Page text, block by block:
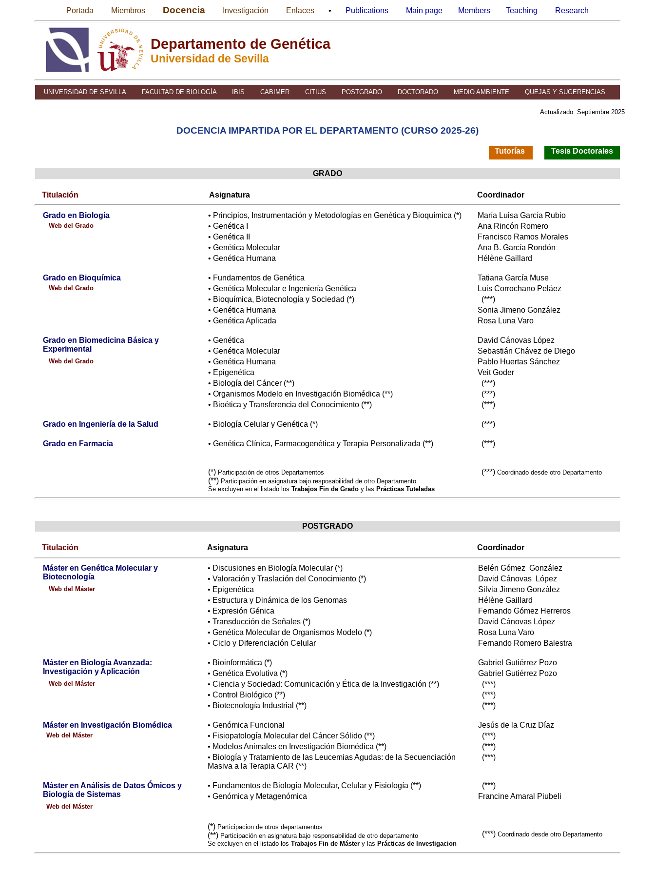
Portada Miembros Docencia Investigación Enlaces • Publications Main page Members Teaching Research
Departamento de Genética
Universidad de Sevilla
UNIVERSIDAD DE SEVILLA FACULTAD DE BIOLOGÍA IBIS CABIMER CITIUS POSTGRADO DOCTORADO MEDIO AMBIENTE QUEJAS Y SUGERENCIAS
Actualizado: Septiembre 2025
DOCENCIA IMPARTIDA POR EL DEPARTAMENTO (CURSO 2025-26)
Tutorías Tesis Doctorales
GRADO
Titulación Asignatura Coordinador
Grado en Biología • Principios, Instrumentación y Metodologías en Genética y Bioquímica (*) María Luisa García Rubio
Web del Grado • Genética I
Ana Rincón Romero
• Genética II
Francisco Ramos Morales
• Genética Molecular
Ana B. García Rondón
• Genética Humana
Hélène Gaillard
Grado en Bioquímica • Fundamentos de Genética Tatiana García Muse
Web del Grado • Genética Molecular e Ingeniería Genética
Luis Corrochano Peláez
• Bioquímica, Biotecnología y Sociedad (*)
(***)
• Genética Humana
Sonia Jimeno González
• Genética Aplicada
Rosa Luna Varo
Grado en Biomedicina Básica y
Experimental
• Genética
David Cánovas López
• Genética Molecular
Sebastián Chávez de Diego
Web del Grado • Genética Humana
Pablo Huertas Sánchez
• Epigenética
Veit Goder
• Biología del Cáncer (**)
(***)
• Organismos Modelo en Investigación Biomédica (**)
(***)
• Bioética y Transferencia del Conocimiento (**)
(***)
Grado en Ingeniería de la Salud • Biología Celular y Genética (*) (***)
Grado en Farmacia • Genética Clínica, Farmacogenética y Terapia Personalizada (**) (***)
(*) Participación de otros Departamentos
(**) Participación en asignatura bajo resposabilidad de otro Departamento
Se excluyen en el listado los Trabajos Fin de Grado y las Prácticas Tuteladas
(***) Coordinado desde otro Departamento
POSTGRADO
Titulación Asignatura Coordinador
Máster en Genética Molecular y
Biotecnología
• Discusiones en Biología Molecular (*)
Belén Gómez González
• Valoración y Traslación del Conocimiento (*)
David Cánovas López
Web del Máster • Epigenética
Silvia Jimeno González
• Estructura y Dinámica de los Genomas
Hélène Gaillard
• Expresión Génica
Fernando Gómez Herreros
• Transducción de Señales (*)
David Cánovas López
• Genética Molecular de Organismos Modelo (*)
Rosa Luna Varo
• Ciclo y Diferenciación Celular
Fernando Romero Balestra
Máster en Biología Avanzada:
Investigación y Aplicación
• Bioinformática (*)
Gabriel Gutiérrez Pozo
• Genética Evolutiva (*)
Gabriel Gutiérrez Pozo
Web del Máster • Ciencia y Sociedad: Comunicación y Ética de la Investigación (**)
(***)
• Control Biológico (**)
(***)
• Biotecnología Industrial (**)
(***)
Máster en Investigación Biomédica • Genómica Funcional Jesús de la Cruz Díaz
Web del Máster • Fisiopatología Molecular del Cáncer Sólido (**)
(***)
• Modelos Animales en Investigación Biomédica (**)
(***)
• Biología y Tratamiento de las Leucemias Agudas: de la Secuenciación
Masiva a la Terapia CAR (**)
(***)
Máster en Análisis de Datos Ómicos y
Biología de Sistemas
• Fundamentos de Biología Molecular, Celular y Fisiología (**)
(***)
• Genómica y Metagenómica
Francine Amaral Piubeli
Web del Máster
(*) Participacion de otros departamentos
(**) Participación en asignatura bajo responsabilidad de otro departamento
Se excluyen en el listado los Trabajos Fin de Máster y las Prácticas de Investigacion
(***) Coordinado desde otro Departamento